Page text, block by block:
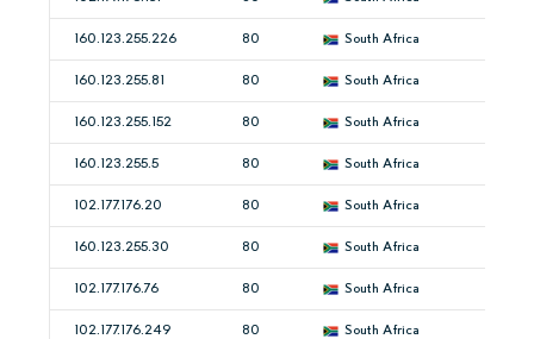
160.123.255.226 80 South Africa
160.123.255.81 80 South Africa
160.123.255.152 80 South Africa
160.123.255.5 80 South Africa
102.177.176.20 80 South Africa
160.123.255.30 80 South Africa
102.177.176.76 80 South Africa
102.177.176.249 80 South Africa